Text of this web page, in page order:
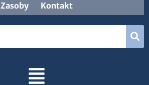
Zasoby
Kontakt